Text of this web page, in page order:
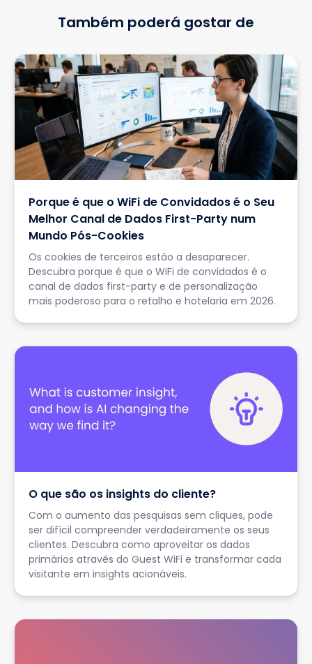
Também poderá gostar de
Porque é que o WiFi de Convidados é o Seu
Melhor Canal de Dados First-Party num
Mundo Pós-Cookies
Os cookies de terceiros estão a desaparecer.
Descubra porque é que o WiFi de convidados é o
canal de dados first-party e de personalização
mais poderoso para o retalho e hotelaria em 2026.
O que são os insights do cliente?
Com o aumento das pesquisas sem cliques, pode
ser difícil compreender verdadeiramente os seus
clientes. Descubra como aproveitar os dados
primários através do Guest WiFi e transformar cada
visitante em insights acionáveis.